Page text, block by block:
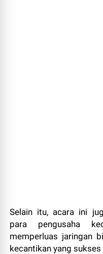
Selain itu, acara ini
para pengusaha
memperluas jaringan
kecantikan yang